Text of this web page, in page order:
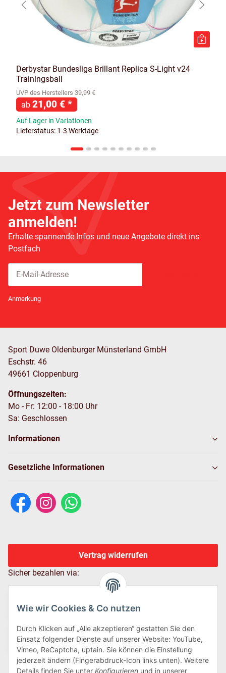
Wie wir Cookies & Co nutzen
Durch Klicken auf „Alle akzeptieren“ gestatten Sie den
Einsatz folgender Dienste auf unserer Website: YouTube,
Vimeo, ReCaptcha, uptain. Sie können die Einstellung
jederzeit ändern (Fingerabdruck-Icon links unten). Weitere
Details finden Sie unter Konfigurieren und in unserer
Derbystar Bundesliga Brillant Replica S-Light v24
Trainingsball
UVP des Herstellers 39,99 €
ab 21,00 € *
Auf Lager in Variationen
Lieferstatus: 1-3 Werktage
Jetzt zum Newsletter
anmelden!
Erhalte spannende Infos und neue Angebote direkt ins
Postfach
Anmerkung
Sport Duwe Oldenburger Münsterland GmbH
Eschstr. 46
49661 Cloppenburg
Öffnungszeiten:
Mo - Fr: 12:00 - 18:00 Uhr
Sa: Geschlossen
Informationen
Gesetzliche Informationen
Vertrag widerrufen
Sicher bezahlen via: